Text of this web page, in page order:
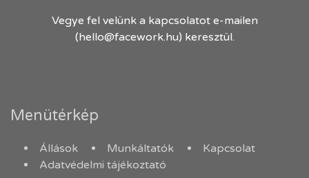
Vegye fel velünk a kapcsolatot e-mailen
(hello@facework.hu) keresztül.
Menütérkép
Állások Munkáltatók
Kapcsolat
Adatvédelmi tájékoztató